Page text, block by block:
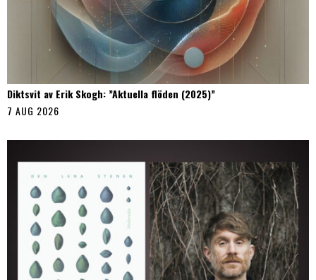
Diktsvit av Erik Skogh: ”Aktuella flöden (2025)”
7 AUG 2026